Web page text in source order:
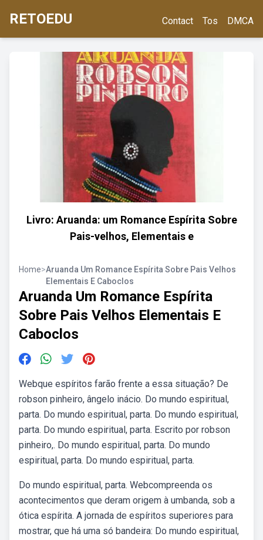
RETOEDU Contact Tos DMCA
Livro: Aruanda: um Romance Espírita Sobre
Pais-velhos, Elementais e
Home>Aruanda Um Romance Espírita Sobre Pais Velhos
Elementais E Caboclos
Aruanda Um Romance Espírita
Sobre Pais Velhos Elementais E
Caboclos
Webque espíritos farão frente a essa situação? De
robson pinheiro, ângelo inácio. Do mundo espiritual,
parta. Do mundo espiritual, parta. Do mundo espiritual,
parta. Do mundo espiritual, parta. Escrito por robson
pinheiro,. Do mundo espiritual, parta. Do mundo
espiritual, parta. Do mundo espiritual, parta.
Do mundo espiritual, parta. Webcompreenda os
acontecimentos que deram origem à umbanda, sob a
ótica espírita. A jornada de espíritos superiores para
mostrar, que há uma só bandeira: Do mundo espiritual,